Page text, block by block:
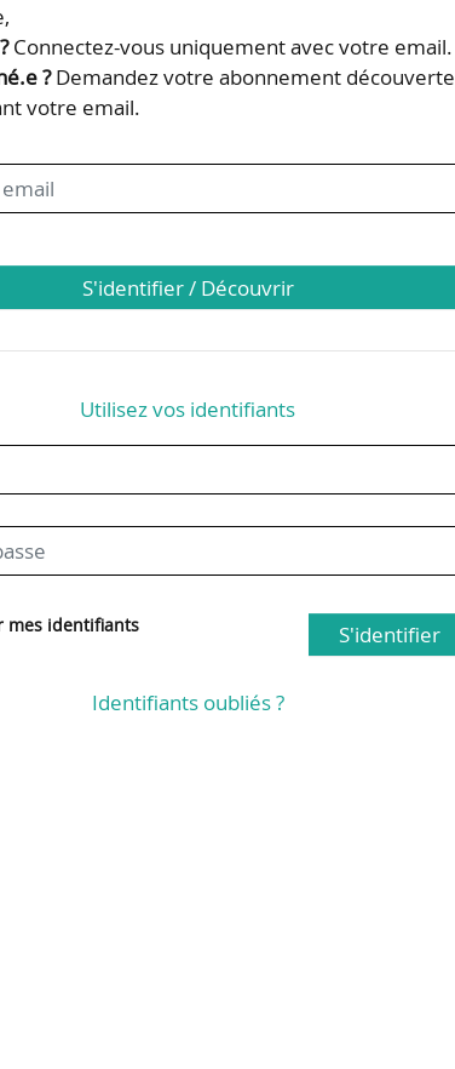
Transports
ne peuvent
Connectez-vous uniquement avec votre email.
?Demandez votre abonnement découverte
votre email.
S'identifier / Découvrir
Utilisez vos identifiants
mes identifiants S'identifier
Identifiants oubliés ?